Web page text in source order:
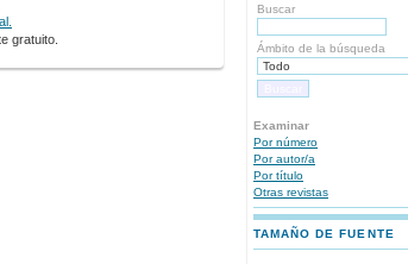
Buscar
Ámbito de la búsqueda
Examinar
Por número
Por autor/a
Por título
Otras revistas
TAMAÑO DE FUENTE
gratuito.